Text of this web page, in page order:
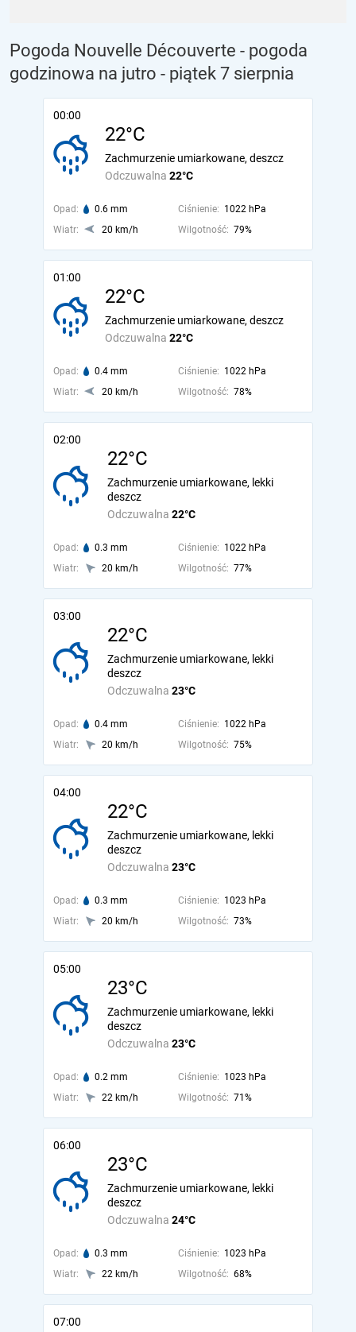
Pogoda Nouvelle Découverte - pogoda
godzinowa na jutro - piątek 7 sierpnia
00:00
22°C
Odczuwalna 22°C
Zachmurzenie umiarkowane, deszcz
Opad: 0.6 mm Ciśnienie: 1022 hPa
Wiatr:
20 km/h Wilgotność: 79%
01:00
22°C
Odczuwalna 22°C
Zachmurzenie umiarkowane, deszcz
Opad: 0.4 mm Ciśnienie: 1022 hPa
Wiatr:
20 km/h Wilgotność: 78%
02:00
22°C
Odczuwalna 22°C
Zachmurzenie umiarkowane, lekki
deszcz
Opad: 0.3 mm Ciśnienie: 1022 hPa
Wiatr:
20 km/h Wilgotność: 77%
03:00
22°C
Odczuwalna 23°C
Zachmurzenie umiarkowane, lekki
deszcz
Opad: 0.4 mm Ciśnienie: 1022 hPa
Wiatr:
20 km/h Wilgotność: 75%
04:00
22°C
Odczuwalna 23°C
Zachmurzenie umiarkowane, lekki
deszcz
Opad: 0.3 mm Ciśnienie: 1023 hPa
Wiatr:
20 km/h Wilgotność: 73%
05:00
23°C
Odczuwalna 23°C
Zachmurzenie umiarkowane, lekki
deszcz
Opad: 0.2 mm Ciśnienie: 1023 hPa
Wiatr:
22 km/h Wilgotność: 71%
06:00
23°C
Odczuwalna 24°C
Zachmurzenie umiarkowane, lekki
deszcz
Opad: 0.3 mm Ciśnienie: 1023 hPa
Wiatr:
22 km/h Wilgotność: 68%
07:00